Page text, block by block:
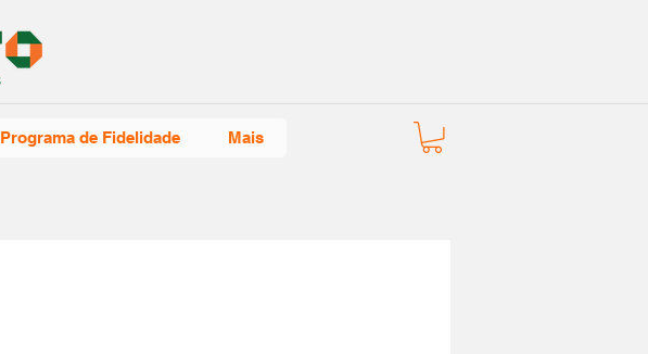
Programa de Fidelidade Mais